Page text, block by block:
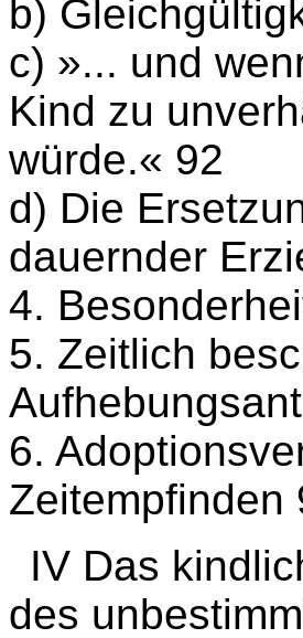
b)
c) »... und
Kind zu
würde.« 92
d) Die
dauernder
4.
5. Zeitlich
6.
Zeitempfinden
IV Das
des